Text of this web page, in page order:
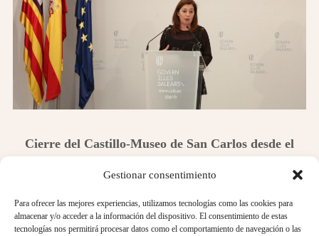
Gestionar consentimiento
Para ofrecer las mejores experiencias, utilizamos tecnologías como las cookies para
almacenar y/o acceder a la información del dispositivo. El consentimiento de estas
tecnologías nos permitirá procesar datos como el comportamiento de navegación o las
Cierre del Castillo-Museo de San Carlos desde el
«Govern de les Illes Balears» para hacer frente al
SARS-COV-2, este Castillo-museo permanecerá cerrado